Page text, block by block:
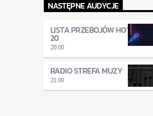
NASTĘPNE AUDYCJE
LISTA PRZEBOJÓW HOT
20
20:00
RADIO STREFA MUZY
21:00